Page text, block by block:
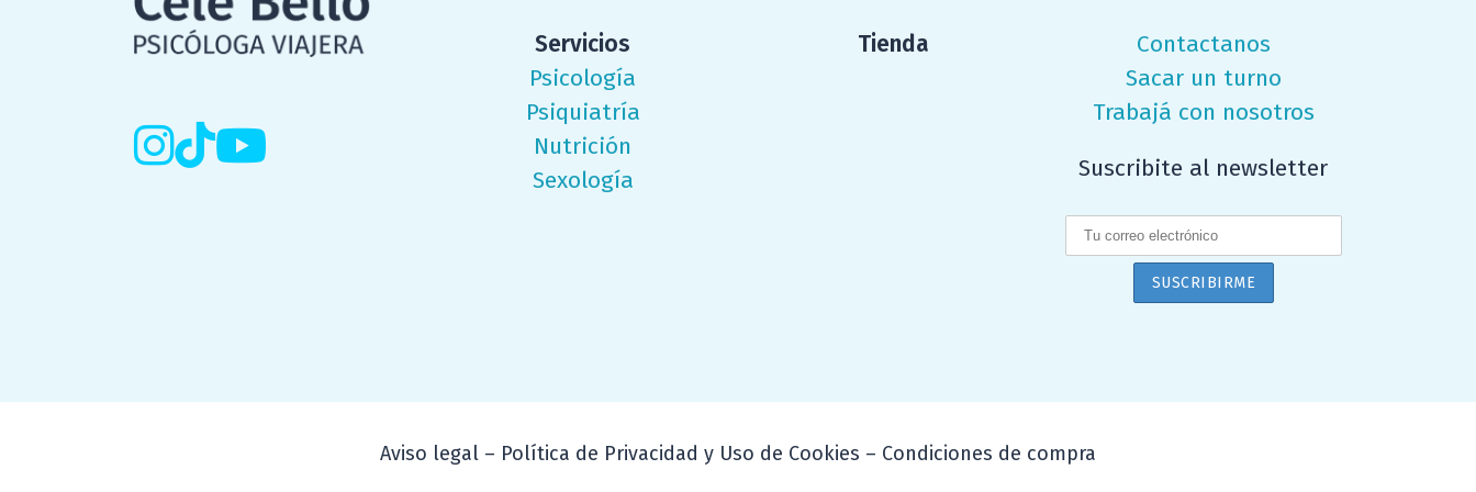
Servicios
Psicología
Psiquiatría
Nutrición
Sexología
Tienda
Contactanos
Sacar un turno
Trabajá con nosotros
Suscribite al newsletter
Aviso legal – Política de Privacidad y Uso de Cookies – Condiciones de compra